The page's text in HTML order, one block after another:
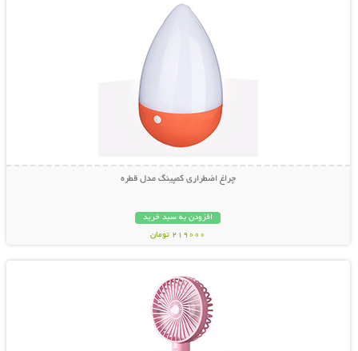
چراغ اضطراری کمپینگ مدل قطره
افزودن به سبد خرید
219000 تومان